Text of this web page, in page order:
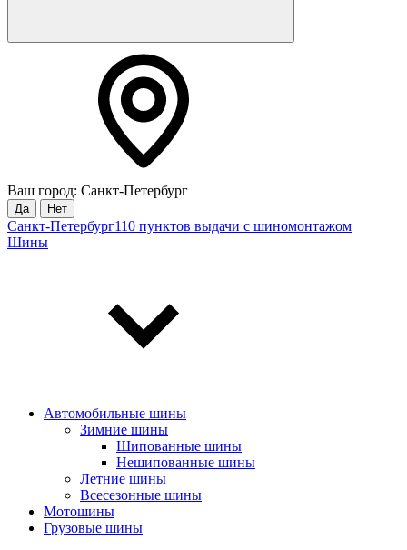
Ваш город: Санкт-Петербург
Да Нет
Санкт-Петербург110 пунктов выдачи с шиномонтажом
Шины
Автомобильные шины
Зимние шины
Шипованные шины
Нешипованные шины
Летние шины
Всесезонные шины
Мотошины
Грузовые шины